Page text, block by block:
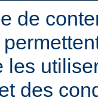
de
les
des